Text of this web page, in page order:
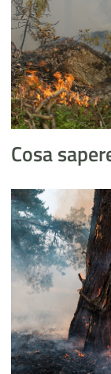
Cosa
Incendi boschivi -